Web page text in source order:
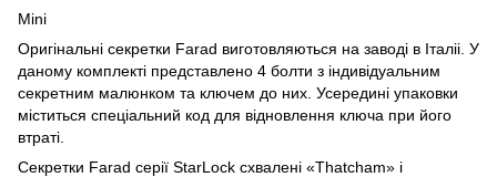
Mini
Оригінальні секретки Farad виготовляються на заводі в Італіі. У
даному комплекті представлено 4 болти з індивідуальним
секретним малюнком та ключем до них. Усередині упаковки
міститься спеціальний код для відновлення ключа при його
втраті.
Секретки Farad серії StarLock схвалені «Thatcham» і